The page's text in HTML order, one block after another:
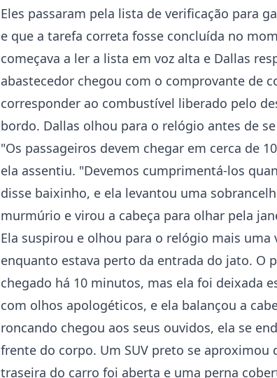
Eles passaram pela lista de verificação para
e que a tarefa correta fosse concluída no
começava a ler a lista em voz alta e Dallas
abastecedor chegou com o comprovante de
corresponder ao combustível liberado pelo
bordo. Dallas olhou para o relógio antes de
"Os passageiros devem chegar em cerca de
ela assentiu. "Devemos cumprimentá-los
disse baixinho, e ela levantou uma
murmúrio e virou a cabeça para olhar pela
Ela suspirou e olhou para o relógio mais uma
enquanto estava perto da entrada do jato. O
chegado há 10 minutos, mas ela foi deixada
com olhos apologéticos, e ela balançou a
roncando chegou aos seus ouvidos, ela se
frente do corpo. Um SUV preto se aproximou
traseira do carro foi aberta e uma perna